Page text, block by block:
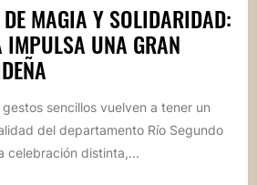
MAGIA Y SOLIDARIDAD:
IMPULSA UNA GRAN
sencillos vuelven a tener un
del departamento Río Segundo
celebración distinta,...